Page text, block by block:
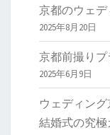
京都のウェ
2025年8月20日
京都前撮り
2025年6月9日
ウェディン
結婚式の究極